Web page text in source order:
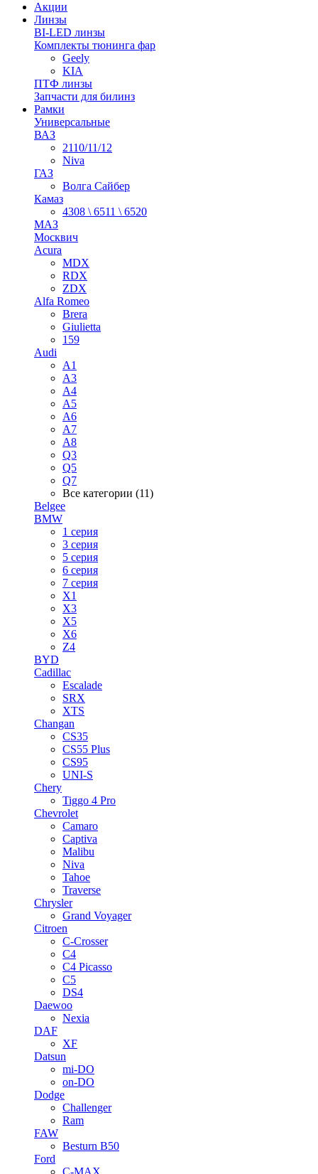
Акции
Линзы
BI-LED линзы
Комплекты тюнинга фар
Geely
KIA
ПТФ линзы
Запчасти для билинз
Рамки
Универсальные
ВАЗ
2110/11/12
Niva
ГАЗ
Волга Сайбер
Камаз
4308 \ 6511 \ 6520
МАЗ
Москвич
Acura
MDX
RDX
ZDX
Alfa Romeo
Brera
Giulietta
159
Audi
A1
A3
A4
A5
A6
A7
A8
Q3
Q5
Q7
Все категории (11)
Belgee
BMW
1 серия
3 серия
5 серия
6 серия
7 серия
X1
X3
X5
X6
Z4
BYD
Cadillac
Escalade
SRX
XTS
Changan
CS35
CS55 Plus
CS95
UNI-S
Chery
Tiggo 4 Pro
Chevrolet
Camaro
Captiva
Malibu
Niva
Tahoe
Traverse
Chrysler
Grand Voyager
Citroen
C-Crosser
C4
C4 Picasso
C5
DS4
Daewoo
Nexia
DAF
XF
Datsun
mi-DO
on-DO
Dodge
Challenger
Ram
FAW
Besturn B50
Ford
C-MAX